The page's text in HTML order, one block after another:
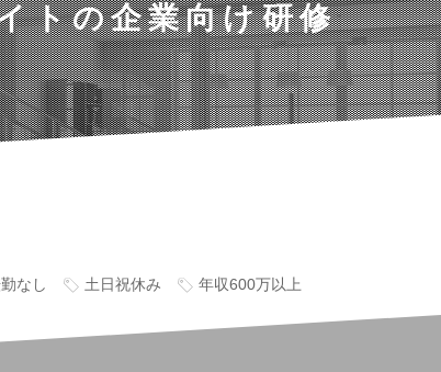
トの企業向け研修
なし 土日祝休み 年収600万以上